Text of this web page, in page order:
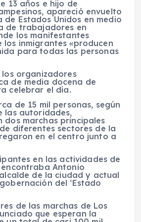
13 años e hijo de
apareció envuelto
de Estados Unidos en medio
de trabajadores en
los manifestantes
los inmigrantes «producen
para todas las personas
los organizadores
de media docena de
celebrar el día.
de 15 mil personas, según
las autoridades,
dos marchas principales
diferentes sectores de la
en el centro junto a
en las actividades de
encontraba Antonio
de la ciudad y actual
del ‘Estado
de las marchas de Los
que esperan la